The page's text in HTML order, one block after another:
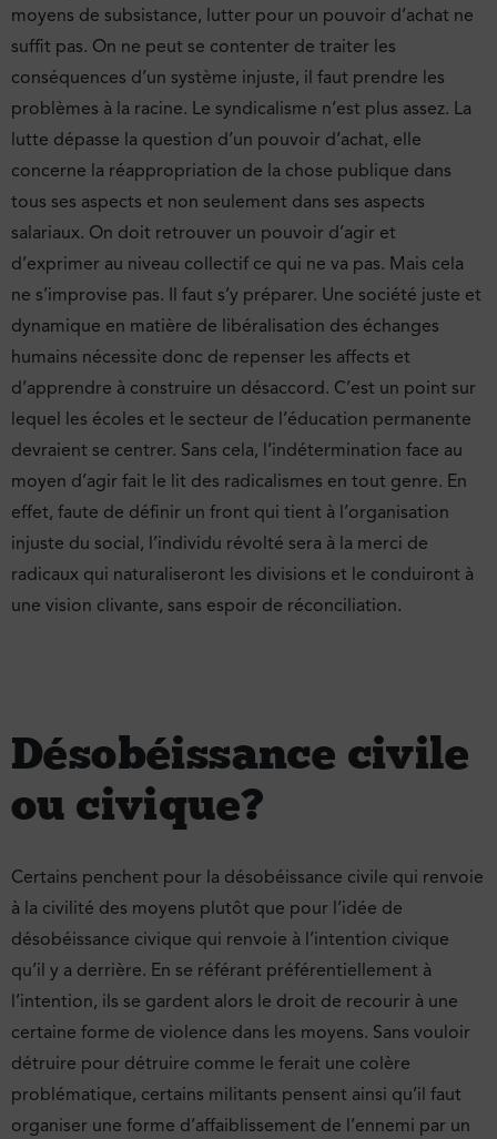
moyens de subsistance, lutter pour un pouvoir d’achat ne
suffit pas. On ne peut se contenter de traiter les
conséquences d’un système injuste, il faut prendre les
problèmes à la racine. Le syndicalisme n’est plus assez. La
lutte dépasse la question d’un pouvoir d’achat, elle
concerne la réappropriation de la chose publique dans
tous ses aspects et non seulement dans ses aspects
salariaux. On doit retrouver un pouvoir d’agir et
d’exprimer au niveau collectif ce qui ne va pas. Mais cela
ne s’improvise pas. Il faut s’y préparer. Une société juste et
dynamique en matière de libéralisation des échanges
humains nécessite donc de repenser les affects et
d’apprendre à construire un désaccord. C’est un point sur
lequel les écoles et le secteur de l’éducation permanente
devraient se centrer. Sans cela, l’indétermination face au
moyen d’agir fait le lit des radicalismes en tout genre. En
effet, faute de définir un front qui tient à l’organisation
injuste du social, l’individu révolté sera à la merci de
radicaux qui naturaliseront les divisions et le conduiront à
une vision clivante, sans espoir de réconciliation.
Désobéissance civile
ou civique ?
Certains penchent pour la désobéissance civile qui renvoie
à la civilité des moyens plutôt que pour l’idée de
désobéissance civique qui renvoie à l’intention civique
qu’il y a derrière. En se référant préférentiellement à
l’intention, ils se gardent alors le droit de recourir à une
certaine forme de violence dans les moyens. Sans vouloir
détruire pour détruire comme le ferait une colère
problématique, certains militants pensent ainsi qu’il faut
organiser une forme d’affaiblissement de l’ennemi par un